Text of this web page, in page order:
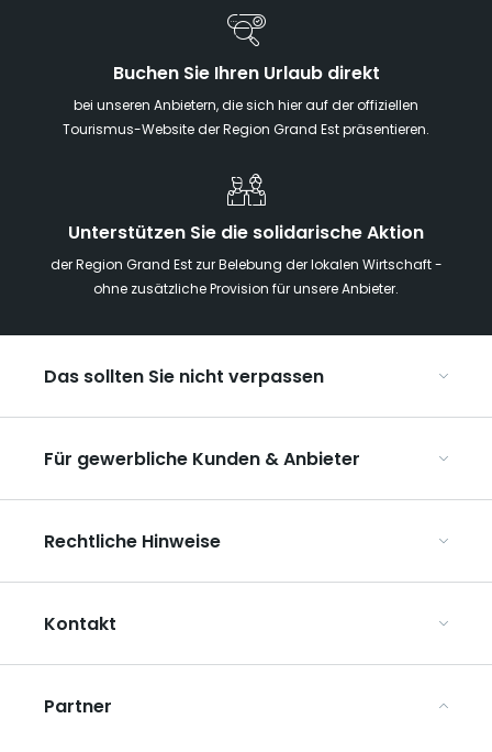
Buchen Sie Ihren Urlaub direkt
bei unseren Anbietern, die sich hier auf der offiziellen
Tourismus-Website der Region Grand Est präsentieren.
Unterstützen Sie die solidarische Aktion
der Region Grand Est zur Belebung der lokalen Wirtschaft -
ohne zusätzliche Provision für unsere Anbieter.
Das sollten Sie nicht verpassen
Die Weihnachtsmärkte im Grand Est
Ribeauvillé, zwischen Weinbergen und Bergen
Unsere UNESCO-Welterbestätten
Für gewerbliche Kunden & Anbieter
Organisieren Sie Ihre Gruppenreisen
ART GE kennenlernen
Mediaroom
Rechtliche Hinweise
Datenschutzbestimmungen
Rechtliche Hinweise
Kontakt
Partner